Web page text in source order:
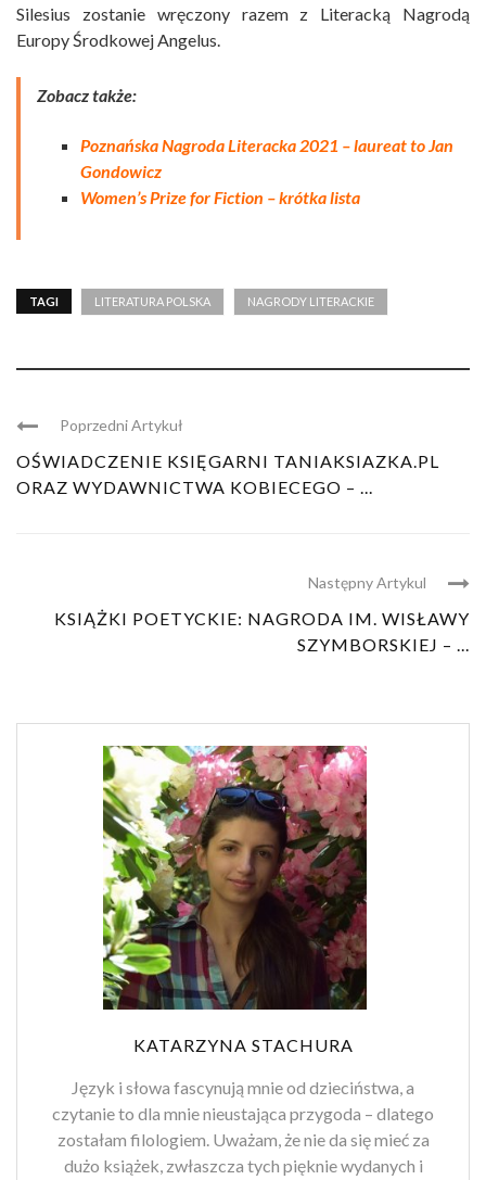
Silesius zostanie wręczony razem z Literacką Nagrodą
Europy Środkowej Angelus.
Zobacz także:
Poznańska Nagroda Literacka 2021 – laureat to Jan
Gondowicz
Women’s Prize for Fiction – krótka lista
TAGI LITERATURA POLSKA NAGRODY LITERACKIE
Poprzedni Artykuł
OŚWIADCZENIE KSIĘGARNI TANIAKSIAZKA.PL
ORAZ WYDAWNICTWA KOBIECEGO – ...
Następny Artykul
KSIĄŻKI POETYCKIE: NAGRODA IM. WISŁAWY
SZYMBORSKIEJ – ...
KATARZYNA STACHURA
Język i słowa fascynują mnie od dzieciństwa, a
czytanie to dla mnie nieustająca przygoda – dlatego
zostałam filologiem. Uważam, że nie da się mieć za
dużo książek, zwłaszcza tych pięknie wydanych i